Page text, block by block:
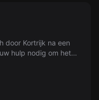
door Kortrijk na een
hulp nodig om het